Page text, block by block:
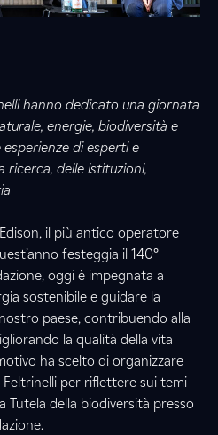
hanno dedicato una giornata
energie, biodiversità e
di esperti e
ricerca, delle istituzioni,
il più antico operatore
festeggia il 140°
oggi è impegnata a
sostenibile e guidare la
paese, contribuendo alla
la qualità della vita
ha scelto di organizzare
per riflettere sui temi
Tutela della biodiversità presso